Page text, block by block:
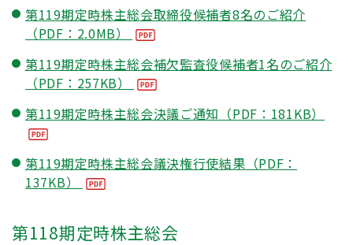
第119期定時株主総会取締役候補者8名のご紹介
（PDF：2.0MB）
第119期定時株主総会補欠監査役候補者1名のご紹介
（PDF：257KB）
第119期定時株主総会決議ご通知（PDF：181KB）
第119期定時株主総会議決権行使結果（PDF：
137KB）
第118期定時株主総会